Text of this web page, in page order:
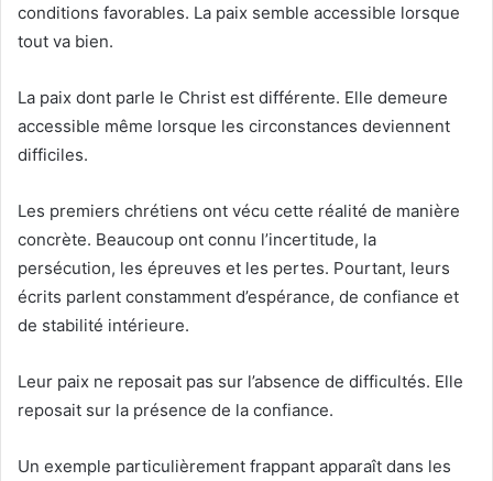
conditions favorables. La paix semble accessible lorsque
tout va bien.
La paix dont parle le Christ est différente. Elle demeure
accessible même lorsque les circonstances deviennent
difficiles.
Les premiers chrétiens ont vécu cette réalité de manière
concrète. Beaucoup ont connu l’incertitude, la
persécution, les épreuves et les pertes. Pourtant, leurs
écrits parlent constamment d’espérance, de confiance et
de stabilité intérieure.
Leur paix ne reposait pas sur l’absence de difficultés. Elle
reposait sur la présence de la confiance.
Un exemple particulièrement frappant apparaît dans les